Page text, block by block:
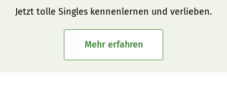
Jetzt tolle Singles kennenlernen und verlieben.
Mehr erfahren